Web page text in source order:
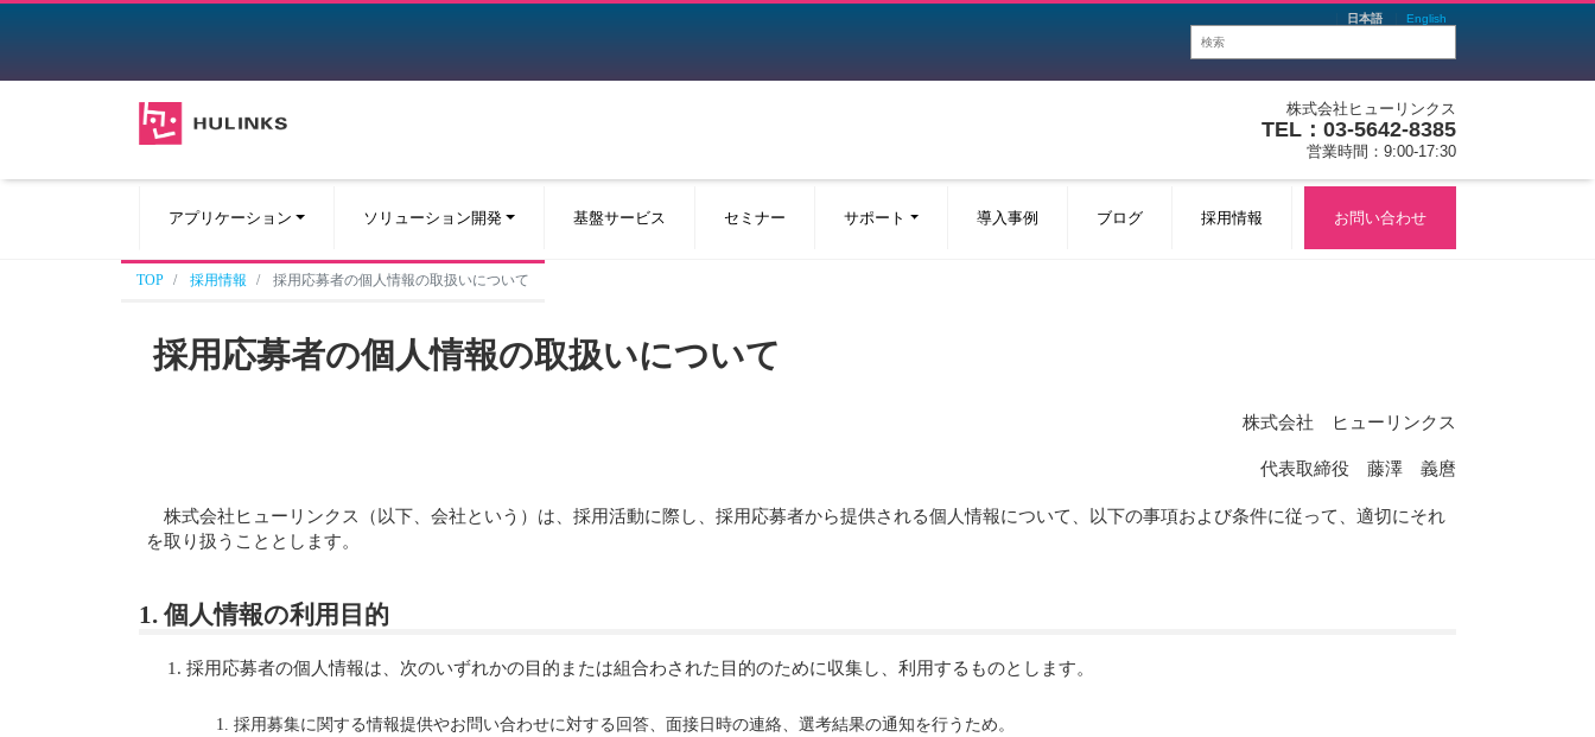
日本語 English
株式会社ヒューリンクス
TEL：03-5642-8385
営業時間：9:00-17:30
アプリケーション ソリューション開発 基盤サービス セミナー サポート 導入事例 ブログ 採用情報 お問い合わせ
TOP 採用情報 採用応募者の個人情報の取扱いについて
採用応募者の個人情報の取扱いについて
株式会社 ヒューリンクス
代表取締役 藤澤 義麿
株式会社ヒューリンクス（以下、会社という）は、採用活動に際し、採用応募者から提供される個人情報について、以下の事項および条件に従って、適切にそれ
を取り扱うこととします。
1. 個人情報の利用目的
採用応募者の個人情報は、次のいずれかの目的または組合わされた目的のために収集し、利用するものとします。
採用募集に関する情報提供やお問い合わせに対する回答、面接日時の連絡、選考結果の通知を行うため。